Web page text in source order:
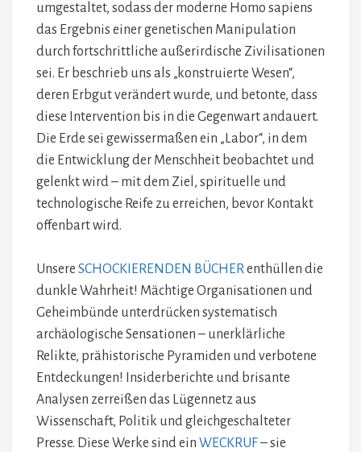
umgestaltet, sodass der moderne Homo sapiens
das Ergebnis einer genetischen Manipulation
durch fortschrittliche außerirdische Zivilisationen
sei. Er beschrieb uns als „konstruierte Wesen“,
deren Erbgut verändert wurde, und betonte, dass
diese Intervention bis in die Gegenwart andauert.
Die Erde sei gewissermaßen ein „Labor“, in dem
die Entwicklung der Menschheit beobachtet und
gelenkt wird – mit dem Ziel, spirituelle und
technologische Reife zu erreichen, bevor Kontakt
offenbart wird.
Unsere SCHOCKIERENDEN BÜCHERenthüllen die
dunkle Wahrheit! Mächtige Organisationen und
Geheimbünde unterdrücken systematisch
archäologische Sensationen – unerklärliche
Relikte, prähistorische Pyramiden und verbotene
Entdeckungen! Insiderberichte und brisante
Analysen zerreißen das Lügennetz aus
Wissenschaft, Politik und gleichgeschalteter
Presse. Diese Werke sind ein WECKRUF– sie